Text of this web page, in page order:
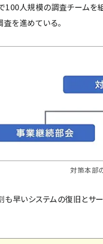
100人規模の調査チームを
を進めている。
対策本部
も早いシステムの復旧とサ